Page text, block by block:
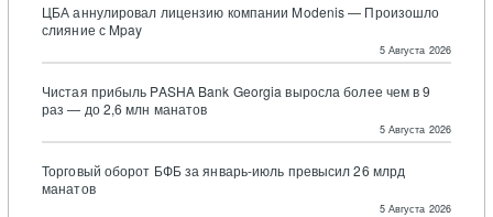
ЦБА аннулировал лицензию компании Modenis — Произошло
слияние с Mpay
5 Августа 2026
Чистая прибыль PASHA Bank Georgia выросла более чем в 9
раз — до 2,6 млн манатов
5 Августа 2026
Торговый оборот БФБ за январь-июль превысил 26 млрд
манатов
5 Августа 2026